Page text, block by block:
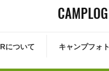
について キャンプフォト